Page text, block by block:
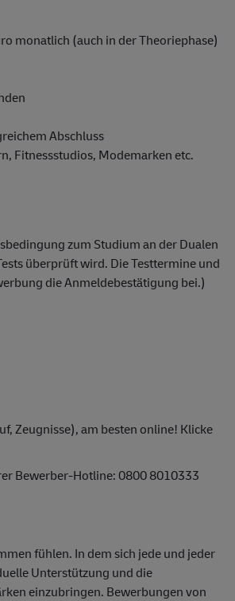
monatlich (auch in der Theoriephase)
Abschluss
Fitnessstudios, Modemarken etc.
zum Studium an der Dualen
überprüft wird. Die Testtermine und
die Anmeldebestätigung bei.)
Zeugnisse), am besten online! Klicke
Bewerber-Hotline: 0800 8010333
fühlen. In dem sich jede und jeder
Unterstützung und die
einzubringen. Bewerbungen von